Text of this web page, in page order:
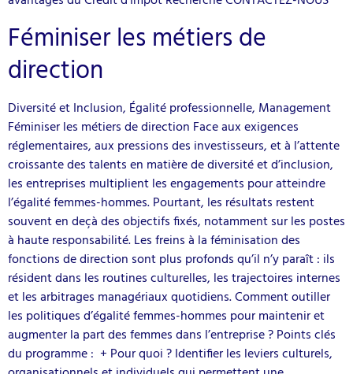
Féminiser les métiers de
direction
Diversité et Inclusion, Égalité professionnelle, Management
Féminiser les métiers de direction Face aux exigences
réglementaires, aux pressions des investisseurs, et à l’attente
croissante des talents en matière de diversité et d’inclusion,
les entreprises multiplient les engagements pour atteindre
l’égalité femmes-hommes. Pourtant, les résultats restent
souvent en deçà des objectifs fixés, notamment sur les postes
à haute responsabilité. Les freins à la féminisation des
fonctions de direction sont plus profonds qu’il n’y paraît : ils
résident dans les routines culturelles, les trajectoires internes
et les arbitrages managériaux quotidiens. Comment outiller
les politiques d’égalité femmes-hommes pour maintenir et
augmenter la part des femmes dans l’entreprise ? Points clés
du programme : + Pour quoi ? Identifier les leviers culturels,